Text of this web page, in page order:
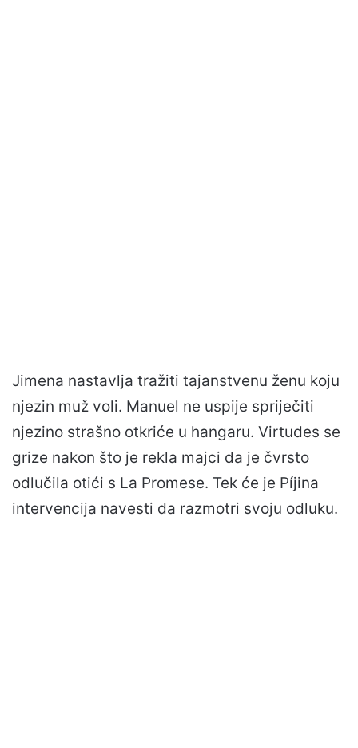
Jimena nastavlja tražiti tajanstvenu ženu koju
njezin muž voli. Manuel ne uspije spriječiti
njezino strašno otkriće u hangaru. Virtudes se
grize nakon što je rekla majci da je čvrsto
odlučila otići s La Promese. Tek će je Píjina
intervencija navesti da razmotri svoju odluku.